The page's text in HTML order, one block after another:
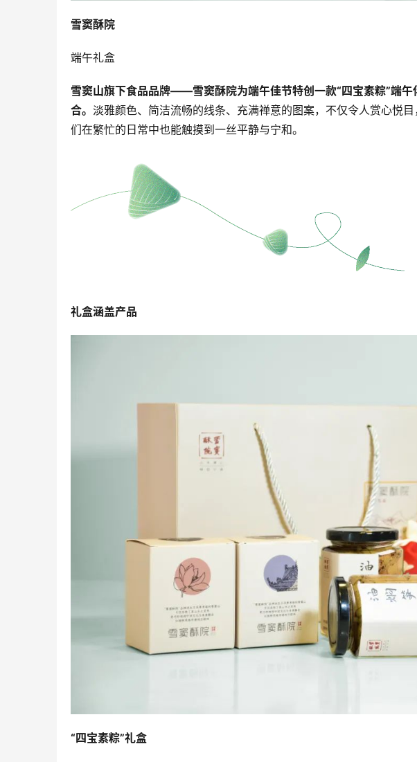
雪窦酥院
端午礼盒
雪窦山旗下食品品牌——雪窦酥院为端午佳节特创一款“四宝素粽”端午
合。 淡雅颜色、简洁流畅的线条、充满禅意的图案，不仅令人赏心悦
们在繁忙的日常中也能触摸到一丝平静与宁和。
礼盒涵盖产品
“四宝素粽”礼盒